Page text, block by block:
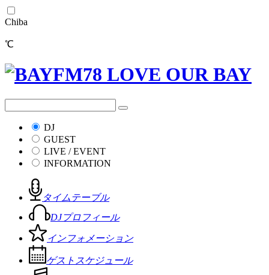
Chiba
℃
DJ
GUEST
LIVE / EVENT
INFORMATION
タイムテーブル
DJプロフィール
インフォメーション
ゲストスケジュール